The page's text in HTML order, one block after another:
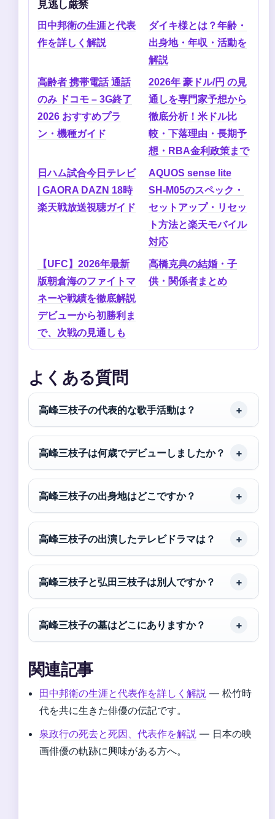
見逃し厳禁
田中邦衛の生涯と代表
作を詳しく解説
ダイキ様とは？年齢・
出身地・年収・活動を
解説
高齢者 携帯電話 通話
のみ ドコモ – 3G終了
2026 おすすめプラ
ン・機種ガイド
2026年 豪ドル/円 の見
通しを専門家予想から
徹底分析！米ドル比
較・下落理由・長期予
想・RBA金利政策まで
日ハム試合今日テレビ
| GAORA DAZN 18時
楽天戦放送視聴ガイド
AQUOS sense lite
SH-M05のスペック・
セットアップ・リセッ
ト方法と楽天モバイル
対応
【UFC】2026年最新
版朝倉海のファイトマ
ネーや戦績を徹底解説
デビューから初勝利ま
で、次戦の見通しも
高橋克典の結婚・子
供・関係者まとめ
よくある質問
高峰三枝子の代表的な歌手活動は？
高峰三枝子は何歳でデビューしましたか？
高峰三枝子の出身地はどこですか？
高峰三枝子の出演したテレビドラマは？
高峰三枝子と弘田三枝子は別人ですか？
高峰三枝子の墓はどこにありますか？
関連記事
田中邦衛の生涯と代表作を詳しく解説 — 松竹時
代を共に生きた俳優の伝記です。
泉政行の死去と死因、代表作を解説 — 日本の映
画俳優の軌跡に興味がある方へ。